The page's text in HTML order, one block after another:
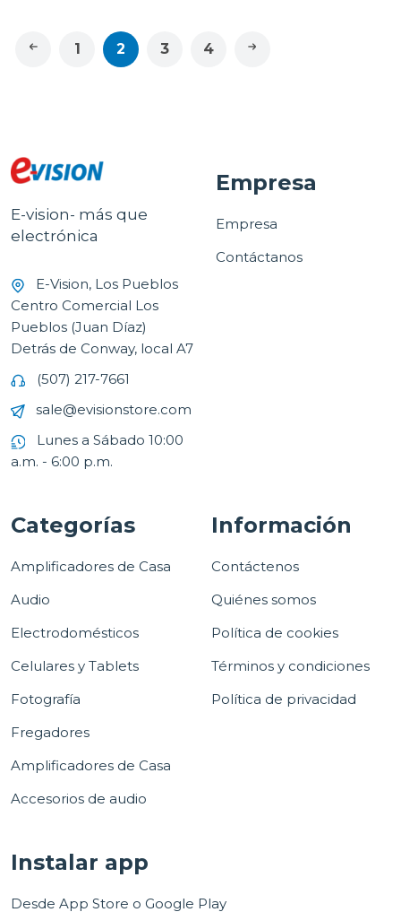
1 2 3 4
E-vision- más que
electrónica
E-Vision, Los Pueblos
Centro Comercial Los
Pueblos (Juan Díaz)
Detrás de Conway, local A7
(507) 217-7661
sale@evisionstore.com
Lunes a Sábado 10:00
a.m. - 6:00 p.m.
Empresa
Empresa
Contáctanos
Categorías
Amplificadores de Casa
Audio
Electrodomésticos
Celulares y Tablets
Fotografía
Fregadores
Amplificadores de Casa
Accesorios de audio
Información
Contáctenos
Quiénes somos
Política de cookies
Términos y condiciones
Política de privacidad
Instalar app
Desde App Store o Google Play